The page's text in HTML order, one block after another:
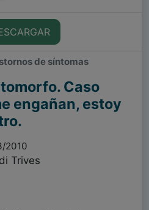
de síntomas
Caso
engañan, estoy
2010
Trives